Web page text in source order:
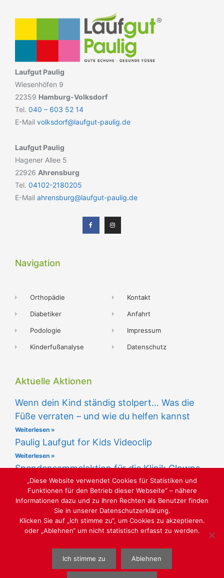
Laufgut Paulig
Wiesenhöfen 9
22359 Hamburg-Volksdorf
Tel. 040 – 603 52 14
E-Mail volksdorf@laufgut-paulig.de
Laufgut Paulig
Hagener Allee 5
22926 Ahrensburg
Tel. 04102-2180205
E-Mail ahrensburg@laufgut-paulig.de
Navigation
Orthopädie
Diabetiker
Podologie
Kinderfußanalyse
Kontakt
Anfahrt
Impressum
Datenschutz
Aktuelle Aktionen
Wenn dein Kind ständig stolpert… Was die
Füße verraten – und wie du helfen kannst
Weiterlesen »
Paulig Laufgut for Kids Videoclip
Weiterlesen »
Spendensammelaktion für die Klinik Clowns
Weiterlesen »
WEBGESTALTUNGWWW.SABU-VERBUNDGRUPPE.DE
GMBH
„Diese Website verwendet Cookies für Statistiken und
Funktionen für den Betrieb dieser Webseite“ – nähere
Informationen dazu und zu Ihren Rechten als Benutzer finden
Sie in unserer Datenschutzerklärung.
Klicken Sie auf „Ich stimme zu“, um Cookies zu akzeptieren.
oder „Ablehnen“ um nicht statistisch erfasst zu werden.
Ich stimme zu Ablehnen